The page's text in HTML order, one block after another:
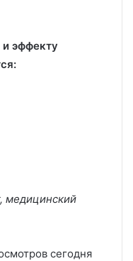
эффекту
медицинский
сегодня